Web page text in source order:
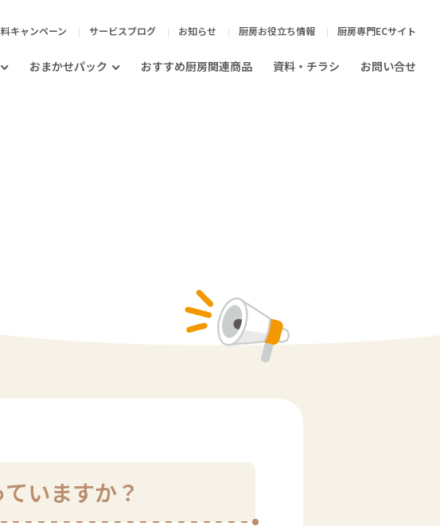
キャンペーン サービスブログ お知らせ 厨房お役立ち情報 厨房専門ECサイト
おまかせパック おすすめ厨房関連商品 資料・チラシ お問い合せ
いますか？